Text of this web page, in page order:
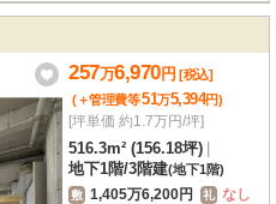
257万6,970円 [税込]
(＋管理費等51万5,394円)
[坪単価 約1.7万円/坪]
516.3m² (156.18坪)
地下1階/3階建(地下1階)
敷 1,405万6,200円 礼 なし